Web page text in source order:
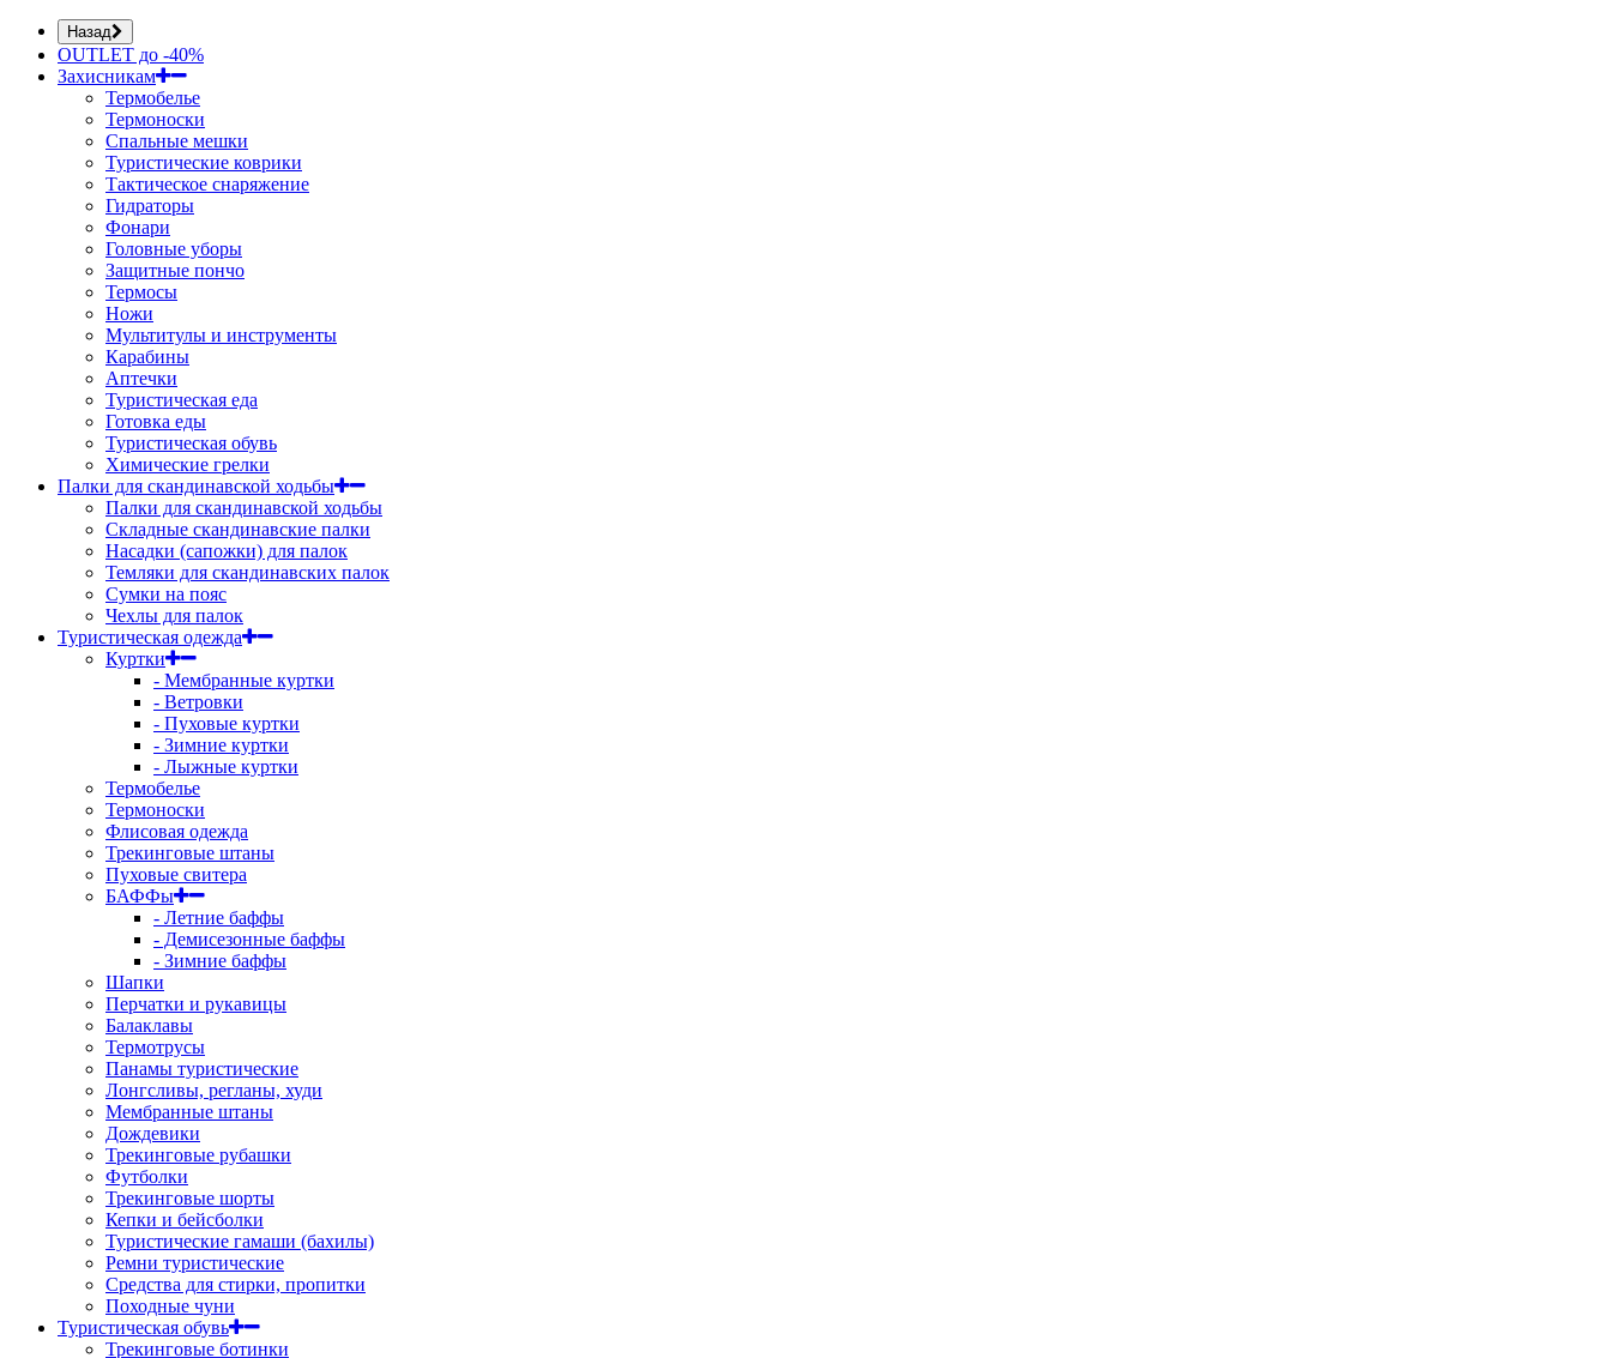
Назад
OUTLET до -40%
Захисникам
Термобелье
Термоноски
Спальные мешки
Туристические коврики
Тактическое снаряжение
Гидраторы
Фонари
Головные уборы
Защитные пончо
Термосы
Ножи
Мультитулы и инструменты
Карабины
Аптечки
Туристическая еда
Готовка еды
Туристическая обувь
Химические грелки
Палки для скандинавской ходьбы
Палки для скандинавской ходьбы
Складные скандинавские палки
Насадки (сапожки) для палок
Темляки для скандинавских палок
Сумки на пояс
Чехлы для палок
Туристическая одежда
Куртки
- Мембранные куртки
- Ветровки
- Пуховые куртки
- Зимние куртки
- Лыжные куртки
Термобелье
Термоноски
Флисовая одежда
Трекинговые штаны
Пуховые свитера
БАФФы
- Летние баффы
- Демисезонные баффы
- Зимние баффы
Шапки
Перчатки и рукавицы
Балаклавы
Термотрусы
Панамы туристические
Лонгсливы, регланы, худи
Мембранные штаны
Дождевики
Трекинговые рубашки
Футболки
Трекинговые шорты
Кепки и бейсболки
Туристические гамаши (бахилы)
Ремни туристические
Средства для стирки, пропитки
Походные чуни
Туристическая обувь
Трекинговые ботинки